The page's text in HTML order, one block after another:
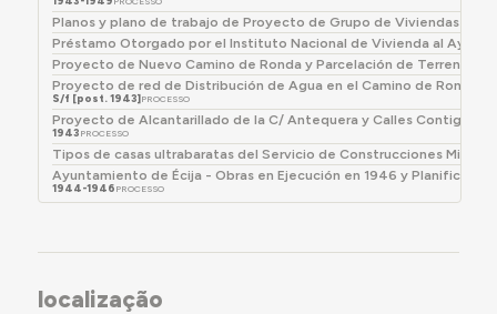
El solar delimitado por Avda. María Auxiliadora, C/
Yepes, C/ Prof. Hernández Díaz y C/ San Fulgencio
recibiría un proyecto de “Obra Nacional de
Construcción de Casas para Caballeros Mutilados,
Empleados y Obreros" en 1939 que no se ejecutaría,
como tampoco se ejecutarían las "Casas para
Maestros" proyectadas en 1943 o el "Proyecto de
Bloque de 40 viviendas de Renta Limitada de 3ª
categoría" del año 1957. El solar es usado en 1961 para
Católica, cerrada en 1970 y suprimida en 1977. En
Planos y plano de trabajo de Proyecto de Grupo de Viviendas
Préstamo Otorgado por el Instituto Nacional de Vivienda al
Proyecto de Nuevo Camino de Ronda y Parcelación de Terreno
Proyecto de red de Distribución de Agua en el Camino de Ronda,
S/f [post. 1943]PROCESSO
Proyecto de Alcantarillado de la C/ Antequera y Calles Contiguas
1943 PROCESSO
Tipos de casas ultrabaratas del Servicio de Construcciones
Ayuntamiento de Écija - Obras en Ejecución en 1946 y
1944-1946 PROCESSO
localização